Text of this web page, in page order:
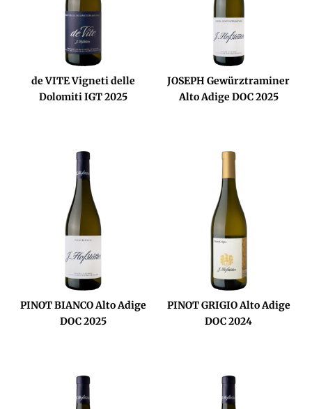
de VITE Vigneti delle
Dolomiti IGT 2025
JOSEPH Gewürztraminer
Alto Adige DOC 2025
PINOT BIANCO Alto Adige
DOC 2025
PINOT GRIGIO Alto Adige
DOC 2024